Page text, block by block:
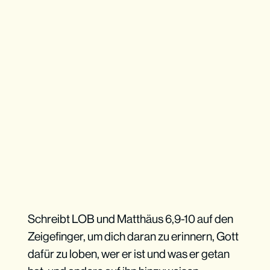
Schreibt LOB und Matthäus 6,9-10 auf den
Zeigefinger, um dich daran zu erinnern, Gott
dafür zu loben, wer er ist und was er getan